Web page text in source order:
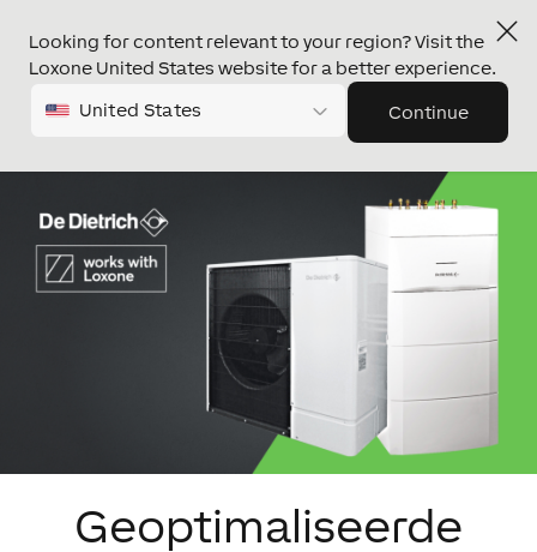
Looking for content relevant to your region? Visit the
Loxone United States website for a better experience.
United States Continue
Geoptimaliseerde